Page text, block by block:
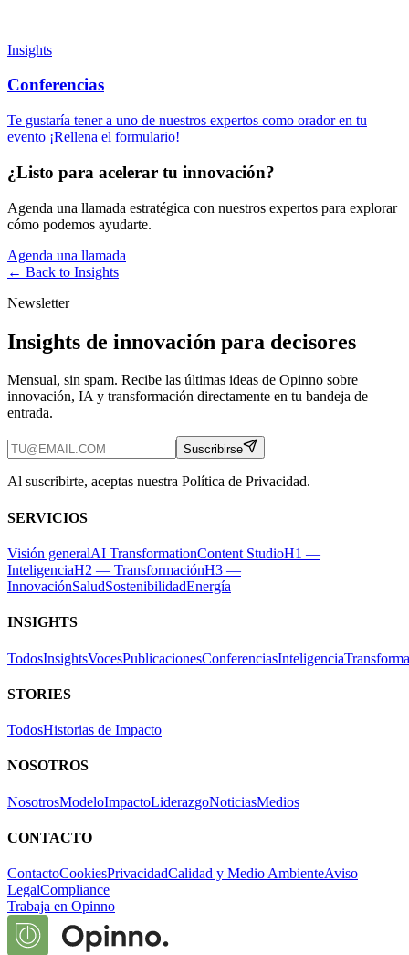
Insights
Conferencias
Te gustaría tener a uno de nuestros expertos como orador en tu
evento ¡Rellena el formulario!
¿Listo para acelerar tu innovación?
Agenda una llamada estratégica con nuestros expertos para explorar
cómo podemos ayudarte.
Agenda una llamada
← Back to Insights
Newsletter
Insights de innovación para decisores
Mensual, sin spam. Recibe las últimas ideas de Opinno sobre
innovación, IA y transformación directamente en tu bandeja de
entrada.
Suscribirse
Al suscribirte, aceptas nuestra Política de Privacidad.
SERVICIOS
Visión generalAI TransformationContent StudioH1 —
InteligenciaH2 — TransformaciónH3 —
InnovaciónSaludSostenibilidadEnergía
INSIGHTS
TodosInsightsVocesPublicacionesConferenciasInteligencia
STORIES
TodosHistorias de Impacto
NOSOTROS
NosotrosModeloImpactoLiderazgoNoticiasMedios
CONTACTO
ContactoCookiesPrivacidadCalidad y Medio AmbienteAviso
LegalCompliance
Trabaja en Opinno